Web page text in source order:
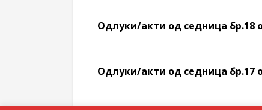
Oдлуки/акти од седница бр.18
Oдлуки/акти од седница бр.17